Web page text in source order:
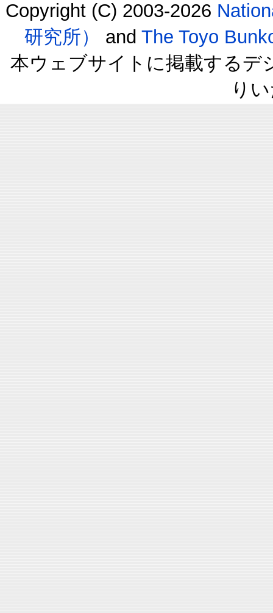
Copyright (C) 2003-2026
研究所）
and The Toyo
本ウェブサイトに掲載するデ
り